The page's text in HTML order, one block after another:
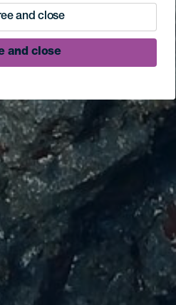
and close
and close